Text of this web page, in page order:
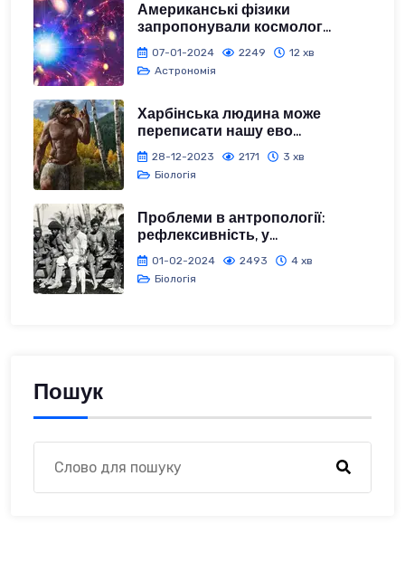
Американські фізики
запропонували космолог...
07-01-2024 2249
12 хв
Астрономія
Харбінська людина може
переписати нашу ево...
28-12-2023 2171
3 хв
Біологія
Проблеми в антропології:
рефлексивність, у...
01-02-2024 2493
4 хв
Біологія
Пошук